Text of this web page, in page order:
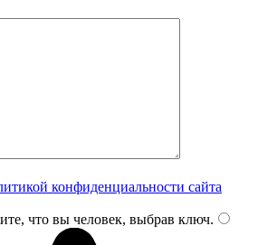
конфиденциальности сайта
что вы человек, выбрав ключ.